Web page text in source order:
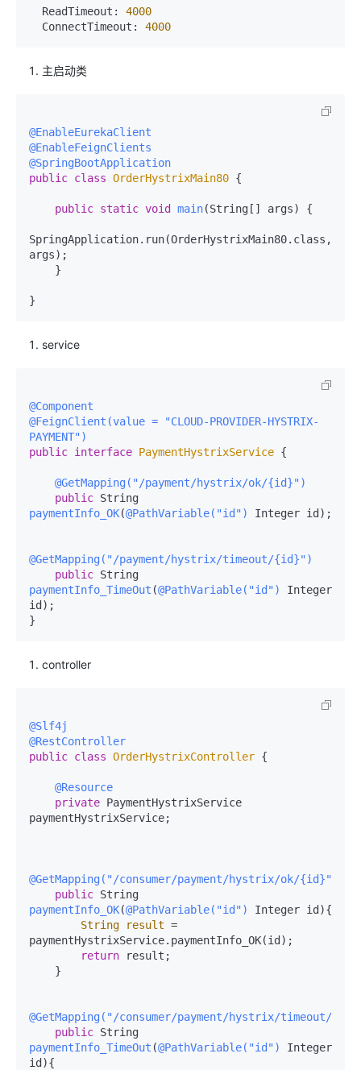
  ReadTimeout:
4000
  ConnectTimeout:
4000
主启动类
@EnableEurekaClient
@EnableFeignClients
@SpringBootApplication
public class OrderHystrixMain80 {
public static void main(String[] args) {
SpringApplication.run(OrderHystrixMain80.class,
args);
service
@Component
@FeignClient(value = "CLOUD-PROVIDER-HYSTRIX-
PAYMENT")
public interface PaymentHystrixService {
@GetMapping("/payment/hystrix/ok/{id}")
public
paymentInfo_OK(@PathVariable("id") Integer id) ;
@GetMapping("/payment/hystrix/timeout/{id}")
public
paymentInfo_TimeOut (@PathVariable("id")
Integer
id) ;
}
controller
@Slf4j
@RestController
public class OrderHystrixController {
@Resource
private PaymentHystrixService
paymentHystrixService;
@GetMapping("/consumer/payment/hystrix/ok/{id}")
public
paymentInfo_OK(@PathVariable("id") Integer id){
String
result =
paymentHystrixService.paymentInfo_OK(id);
return result;
@GetMapping("/consumer/payment/hystrix/timeout/
public
paymentInfo_TimeOut (@PathVariable("id")
Integer
id){